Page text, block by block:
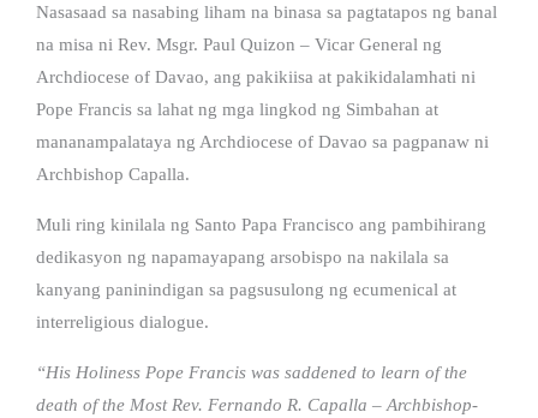
Nasasaad sa nasabing liham na binasa sa pagtatapos ng banal
na misa ni Rev. Msgr. Paul Quizon – Vicar General ng
Archdiocese of Davao, ang pakikiisa at pakikidalamhati ni
Pope Francis sa lahat ng mga lingkod ng Simbahan at
mananampalataya ng Archdiocese of Davao sa pagpanaw ni
Archbishop Capalla.
Muli ring kinilala ng Santo Papa Francisco ang pambihirang
dedikasyon ng napamayapang arsobispo na nakilala sa
kanyang paninindigan sa pagsusulong ng ecumenical at
interreligious dialogue.
“His Holiness Pope Francis was saddened to learn of the
death of the Most Rev. Fernando R. Capalla – Archbishop-